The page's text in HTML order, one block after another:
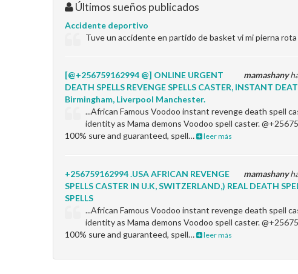
Últimos sueños publicados
Accidente deportivo
Tuve un accidente en partido de basket vi mi pierna rota
mamashany
[@+256759162994 @] ONLINE URGENT
DEATH SPELLS REVENGE SPELLS CASTER, INSTANT
Birmingham, Liverpool Manchester.
...African Famous Voodoo instant revenge death spell
identity as Mama demons Voodoo spell caster.
100% sure and guaranteed, spell…
leer más
mamashany
+256759162994 .USA AFRICAN REVENGE
SPELLS CASTER IN U.K, SWITZERLAND,) REAL DEATH
SPELLS
...African Famous Voodoo instant revenge death spell
identity as Mama demons Voodoo spell caster.
100% sure and guaranteed, spell…
leer más